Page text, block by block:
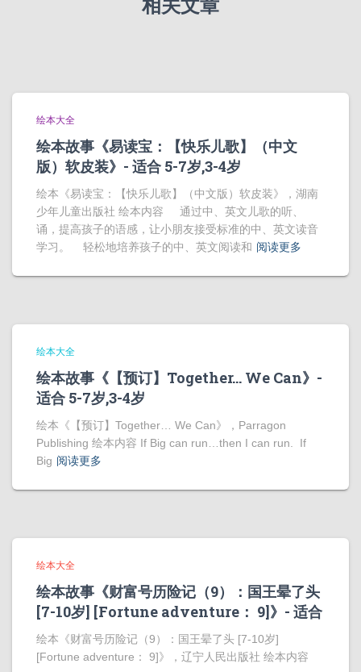
绘本大全
绘本故事《易读宝：【快乐儿歌】（中文
版）软皮装》- 适合 5-7岁,3-4岁
绘本《易读宝：【快乐儿歌】（中文版）软皮装》，湖南
少年儿童出版社 绘本内容 通过中、英文儿歌的听、
诵，提高孩子的语感，让小朋友接受标准的中、英文读音
学习。 轻松地培养孩子的中、英文阅读和 阅读更多
绘本大全
绘本故事《【预订】Together… We Can》-
适合 5-7岁,3-4岁
绘本《【预订】Together… We Can》，Parragon
Publishing 绘本内容 If Big can run…then I can run. If
Big 阅读更多
绘本大全
绘本故事《财富号历险记（9）：国王晕了头
[7-10岁] [Fortune adventure： 9]》- 适合
绘本《财富号历险记（9）：国王晕了头 [7-10岁]
[Fortune adventure： 9]》，辽宁人民出版社 绘本内容